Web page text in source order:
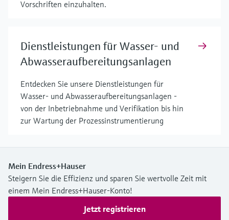
Vorschriften einzuhalten.
Dienstleistungen für Wasser- und
Abwasseraufbereitungsanlagen
Entdecken Sie unsere Dienstleistungen für
Wasser- und Abwasseraufbereitungsanlagen -
von der Inbetriebnahme und Verifikation bis hin
zur Wartung der Prozessinstrumentierung
Mein Endress+Hauser
Steigern Sie die Effizienz und sparen Sie wertvolle Zeit mit
einem Mein Endress+Hauser-Konto!
Jetzt registrieren